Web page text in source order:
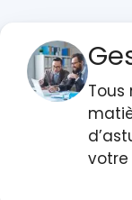
Tous
votre